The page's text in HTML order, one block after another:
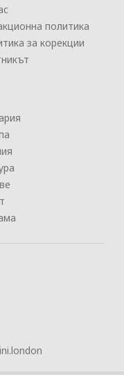
политика
за корекции